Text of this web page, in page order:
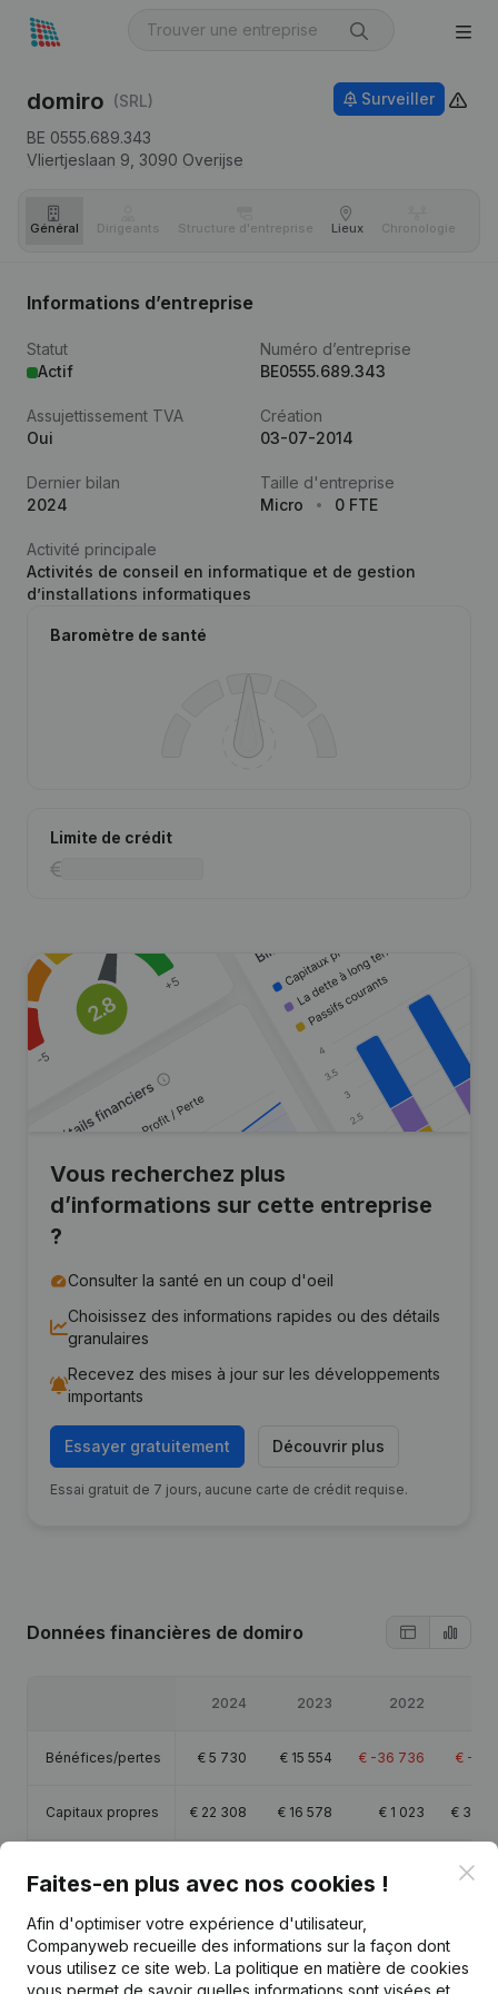
domiro (SRL)
BE 0555.689.343
Vliertjeslaan 9, 3090 Overijse
Surveiller
Général Dirigeants Structure d'entreprise Lieux Chronologie
Informations d’entreprise
Statut
Actif
Numéro d’entreprise
BE0555.689.343
Assujettissement TVA
Oui
Création
03-07-2014
Dernier bilan
2024
Taille d'entreprise
Micro
0 FTE
Activité principale
Activités de conseil en informatique et de gestion
d’installations informatiques
Baromètre de santé
Limite de crédit
Vous recherchez plus
d’informations sur cette entreprise
?
Consulter la santé en un coup d'oeil
Choisissez des informations rapides ou des détails
granulaires
Recevez des mises à jour sur les développements
importants
Essayer gratuitement Découvrir plus
Essai gratuit de 7 jours, aucune carte de crédit requise.
Données financières de domiro
2024 2023 2022
Bénéfices/pertes € 5 730 € 15 554 € -36 736 € -4
Capitaux propres € 22 308 € 16 578 € 1 023 € 37
€17
Faites-en plus avec nos cookies !
Afin d'optimiser votre expérience d'utilisateur,
Companyweb recueille des informations sur la façon dont
vous utilisez ce site web. La politique en matière de cookies
vous permet de savoir quelles informations sont visées et